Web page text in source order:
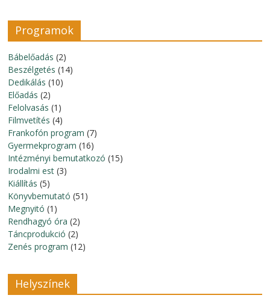
Programok
Bábelőadás (2)
Beszélgetés (14)
Dedikálás (10)
Előadás (2)
Felolvasás (1)
Filmvetítés (4)
Frankofón program (7)
Gyermekprogram (16)
Intézményi bemutatkozó (15)
Irodalmi est (3)
Kiállítás (5)
Könyvbemutató (51)
Megnyitó (1)
Rendhagyó óra (2)
Táncprodukció (2)
Zenés program (12)
Helyszínek